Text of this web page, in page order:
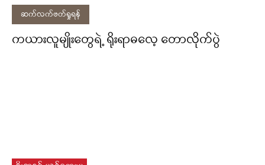
ဆက်လက်ဖတ်ရှုရန်
ကယားလူမျိုးတွေရဲ့ ရိုးရာဓလေ့ တောလိုက်ပွဲ